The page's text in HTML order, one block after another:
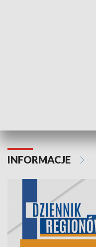
INFORMACJE